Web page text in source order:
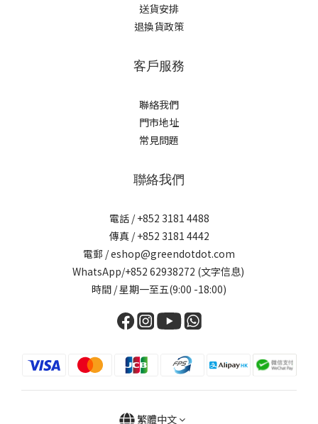
送貨安排
退換貨政策
客戶服務
聯絡我們
門市地址
常見問題
聯絡我們
電話 / +852 3181 4488
傳真 / +852 3181 4442
電郵 / eshop@greendotdot.com
WhatsApp/+852 62938272 (文字信息)
時間 / 星期一至五(9:00 -18:00)
繁體中文